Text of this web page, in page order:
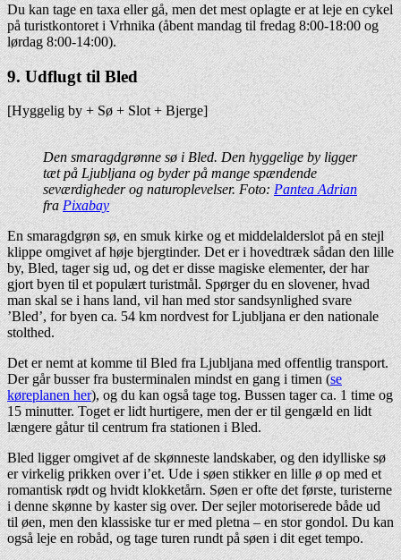
Du kan tage en taxa eller gå, men det mest oplagte er at leje en cykel
på turistkontoret i Vrhnika (åbent mandag til fredag 8:00-18:00 og
lørdag 8:00-14:00).
9. Udflugt til Bled
[Hyggelig by + Sø + Slot + Bjerge]
Den smaragdgrønne sø i Bled. Den hyggelige by ligger
tæt på Ljubljana og byder på mange spændende
seværdigheder og naturoplevelser. Foto:Pantea Adrian
fraPixabay
En smaragdgrøn sø, en smuk kirke og et middelalderslot på en stejl
klippe omgivet af høje bjergtinder. Det er i hovedtræk sådan den lille
by, Bled, tager sig ud, og det er disse magiske elementer, der har
gjort byen til et populært turistmål. Spørger du en slovener, hvad
man skal se i hans land, vil han med stor sandsynlighed svare
’Bled’, for byen ca. 54 km nordvest for Ljubljana er den nationale
stolthed.
Det er nemt at komme til Bled fra Ljubljana med offentlig transport.
Der går busser fra busterminalen mindst en gang i timen (se
køreplanen her), og du kan også tage tog. Bussen tager ca. 1 time og
15 minutter. Toget er lidt hurtigere, men der er til gengæld en lidt
længere gåtur til centrum fra stationen i Bled.
Bled ligger omgivet af de skønneste landskaber, og den idylliske sø
er virkelig prikken over i’et. Ude i søen stikker en lille ø op med et
romantisk rødt og hvidt klokketårn. Søen er ofte det første, turisterne
i denne skønne by kaster sig over. Der sejler motoriserede både ud
til øen, men den klassiske tur er med pletna – en stor gondol. Du kan
også leje en robåd, og tage turen rundt på søen i dit eget tempo.